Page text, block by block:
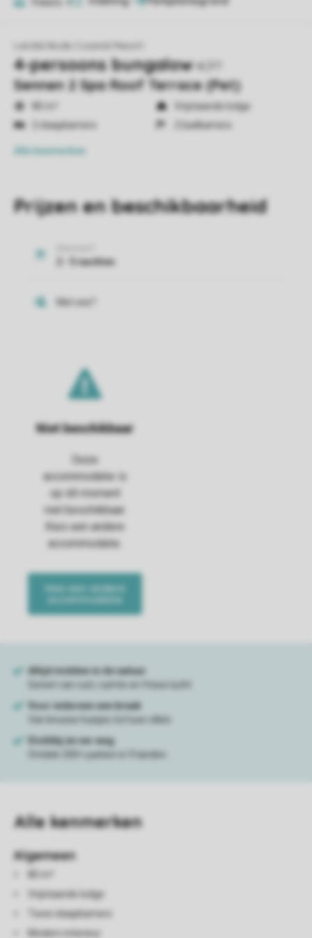
Landal Bude Coastal Resort
4-persoons bungalow
Sennen 2 Spa Roof Terrace (Pet)
Vrijstaande lodge
2 slaapkamers
2 badkamers
Alle kenmerken
Prijzen en beschikbaarheid
Allekenmerken
Algemeen
Vrijstaande lodge
Twee slaapkamers
Modern interieur